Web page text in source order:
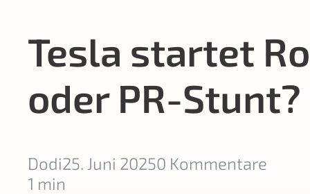
Tesla startet
oder PR-Stunt?
Dodi25. Juni 20250 Kommentare
1 min